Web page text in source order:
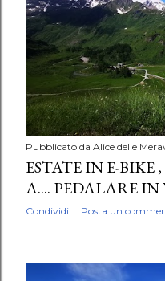
Pubblicato da Alice delle
ESTATE IN E-
A.... PEDALARE IN
Condividi Posta un